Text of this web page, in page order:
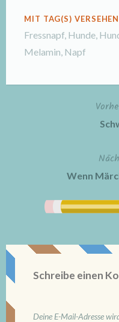
MIT TAG(S)
Fressnapf, Hunde,
Melamin, Napf
Wenn
Schreibe einen
Deine E-Mail-Adresse